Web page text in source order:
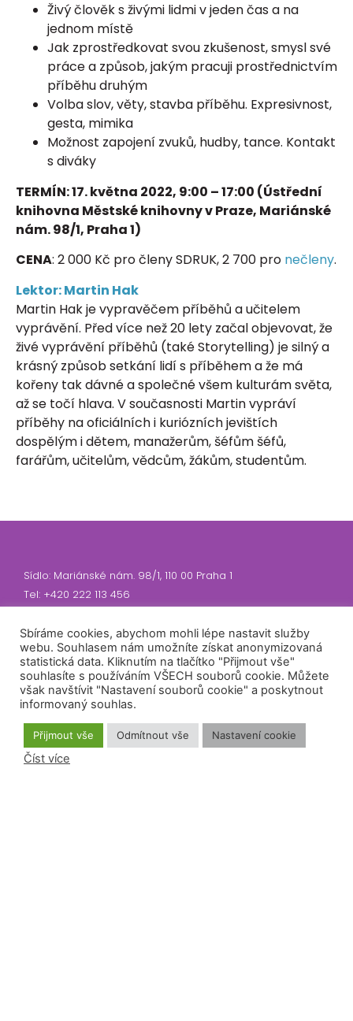
Živý člověk s živými lidmi v jeden čas a na
jednom místě
Jak zprostředkovat svou zkušenost, smysl své
práce a způsob, jakým pracuji prostřednictvím
příběhu druhým
Volba slov, věty, stavba příběhu. Expresivnost,
gesta, mimika
Možnost zapojení zvuků, hudby, tance. Kontakt
s diváky
TERMÍN: 17. května 2022, 9:00 – 17:00 (Ústřední
knihovna Městské knihovny v Praze, Mariánské
nám. 98/1, Praha 1)
CENA: 2 000 Kč pro členy SDRUK, 2 700 pro nečleny.
Lektor: Martin Hak
Martin Hak je vypravěčem příběhů a učitelem
vyprávění. Před více než 20 lety začal objevovat, že
živé vyprávění příběhů (také Storytelling) je silný a
krásný způsob setkání lidí s příběhem a že má
kořeny tak dávné a společné všem kulturám světa,
až se točí hlava. V současnosti Martin vypráví
příběhy na oficiálních i kuriózních jevištích
dospělým i dětem, manažerům, šéfům šéfů,
farářům, učitelům, vědcům, žákům, studentům.
Sídlo: Mariánské nám. 98/1, 110 00 Praha 1
Tel: +420 222 113 456
IČ: 70282170
DIČ: CZ70282170 - nejsme plátci DPH
Datová schránka: 3enrdcq
Předseda: RNDr. Tomáš Řehák, Ph.D.
Číslo účtu: 2300910355/2010
Sbíráme cookies, abychom mohli lépe nastavit služby
webu. Souhlasem nám umožníte získat anonymizovaná
statistická data. Kliknutím na tlačítko "Přijmout vše"
souhlasíte s používáním VŠECH souborů cookie. Můžete
však navštívit "Nastavení souborů cookie" a poskytnout
informovaný souhlas.
Přijmout vše Odmítnout vše Nastavení cookie
Číst více